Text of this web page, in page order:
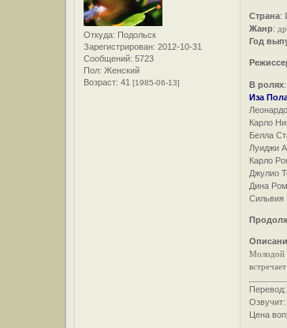
Откуда: Подольск
Зарегистрирован: 2012-10-31
Сообщений: 5723
Пол: Женский
Возраст: 41[1985-06-13]
Страна:
Жанр:
Год
В ролях
Иза
Карло
Белла
Луиджи
Карло
Джулио
Дина
Сильвия
Молодой
Цена